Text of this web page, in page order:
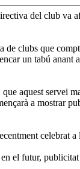
del club va
clubs que
un tabú anant
aquest servei
a mostrar
celebrat a
el futur, publicitat